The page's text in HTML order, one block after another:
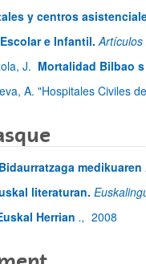
y centros
e Infantil.
J. Mortalidad Bilbao s
A. "Hospitales Civiles
literaturan.
Herrian ., 2008